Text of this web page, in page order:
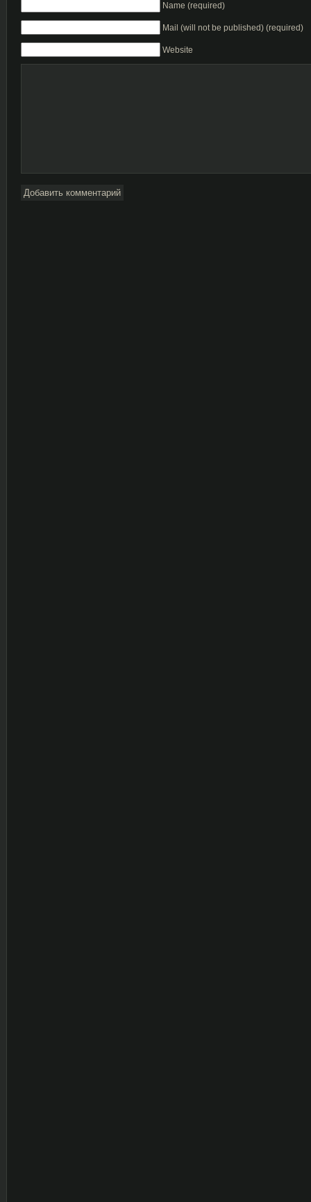
Name (required)
Mail (will not be published) (required)
Website